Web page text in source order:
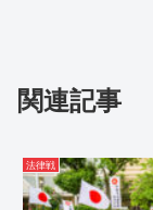
関連記事
法律戦